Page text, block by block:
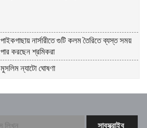
পাইকগাছায় নার্সারীতে গুটি কলম তৈরিতে ব্যস্ত সময়
পার করছেন শ্রমিকরা
মুসলিম ন্যাটো ঘোষণা